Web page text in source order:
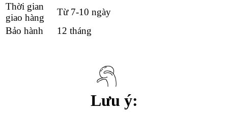
Thời gian
giao hàng
Từ 7-10 ngày
Bảo hành
12 tháng
Lưu ý: